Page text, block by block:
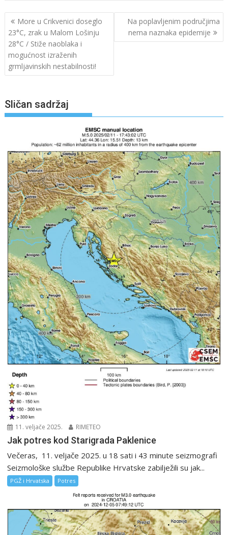
Navigacija
objava
More u Crikvenici doseglo
23°C, zrak u Malom Lošinju
28°C / Stiže naoblaka i
mogućnost izraženih
grmljavinskih nestabilnosti!
Na poplavljenim područjima
nema naznaka epidemije
Sličan sadržaj
11. veljače 2025. RIMETEO
Jak potres kod Starigrada Paklenice
Večeras, 11. veljače 2025. u 18 sati i 43 minute seizmografi
Seizmološke službe Republike Hrvatske zabilježili su jak...
PGŽ i Hrvatska Potres